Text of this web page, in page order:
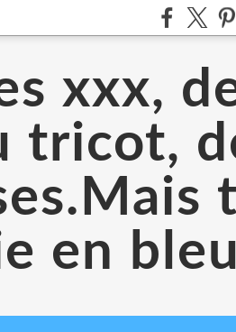
xxx,
tricot,
en